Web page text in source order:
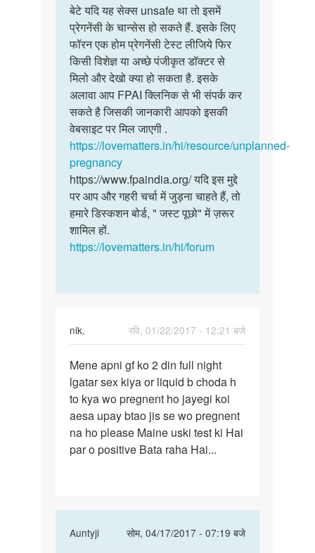
to
यादि
परेड
के
खत्म
होने
के
तीन
by
अविनाश
बेटे
यदि
यह
सेक्स
unsafe
था
बेटे यदि यह सेक्स unsafe था तो इसमें
प्रेगनेंसी के चान्सेस हो सकते हैं. इसके लिए
फॉरन एक होम प्रेगनेंसी टेस्ट लीजिये फिर
किसी विशेज्ञ या अच्छे पंजीकृत डॉक्टर से
मिलो और देखो क्या हो सकता है. इसके
अलावा आप FPAI क्लिनिक से भी संपर्क कर
सकते है जिसकी जानकारी आपको इसकी
वेबसाइट पर मिल जाएगी .
https://lovematters.in/hi/resource/unplanned-
pregnancy
https://www.fpaindia.org/ यदि इस मुद्दे
पर आप और गहरी चर्चा में जुड़ना चाहते हैं, तो
हमारे डिस्कशन बोर्ड, " जस्ट पूछो" में ज़रूर
शामिल हों.
https://lovematters.in/hi/forum
nik.
रवि, 01/22/2017 - 12:21 बजे
Mene
apni
gf
ko
2
din
Mene apni gf ko 2 din full night
lgatar sex kiya or liquid b choda h
to kya wo pregnent ho jayegi koi
aesa upay btao jis se wo pregnent
na ho please Maine uski test ki Hai
par o positive Bata raha Hai...
Auntyji
सोम, 04/17/2017 - 07:19 बजे
In